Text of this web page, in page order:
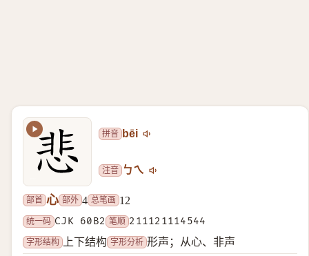
拼音 bēi
注音 ㄅㄟ
部首 心 部外 4 总笔画 12
统一码 CJK 60B2 笔顺 211121114544
字形结构
上下结构 字形分析 形声；从心、非声